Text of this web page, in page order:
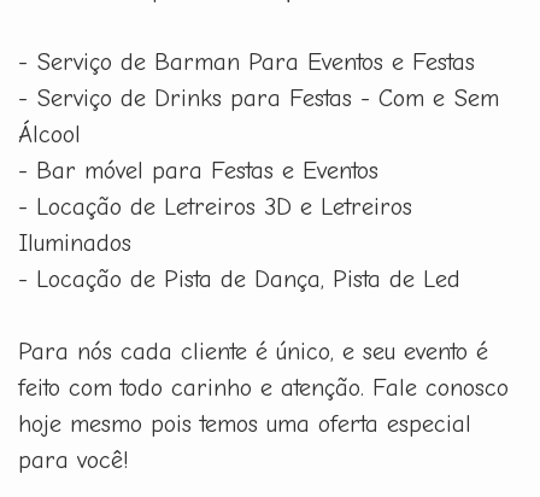
- Serviço de Barman Para Eventos e Festas
- Serviço de Drinks para Festas - Com e Sem
Álcool
- Bar móvel para Festas e Eventos
- Locação de Letreiros 3D e Letreiros
Iluminados
- Locação de Pista de Dança, Pista de Led
Para nós cada cliente é único, e seu evento é
feito com todo carinho e atenção. Fale conosco
hoje mesmo pois temos uma oferta especial
para você!